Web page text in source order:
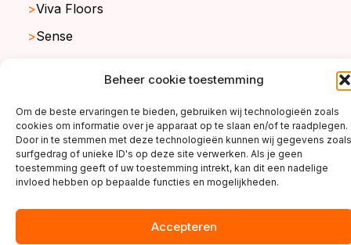
Beheer cookie toestemming
Om de beste ervaringen te bieden, gebruiken wij technologieën zoals
cookies om informatie over je apparaat op te slaan en/of te raadplegen.
Door in te stemmen met deze technologieën kunnen wij gegevens zoals
surfgedrag of unieke ID's op deze site verwerken. Als je geen
toestemming geeft of uw toestemming intrekt, kan dit een nadelige
invloed hebben op bepaalde functies en mogelijkheden.
Accepteren
Viva Floors
Sense
copyright ©2026